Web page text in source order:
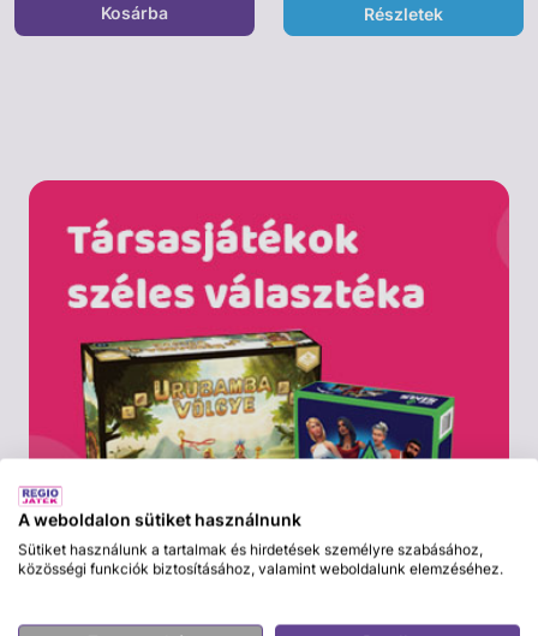
Kosárba Részletek
A weboldalon sütiket használnunk
Sütiket használunk a tartalmak és hirdetések személyre szabásához,
közösségi funkciók biztosításához, valamint weboldalunk elemzéséhez.